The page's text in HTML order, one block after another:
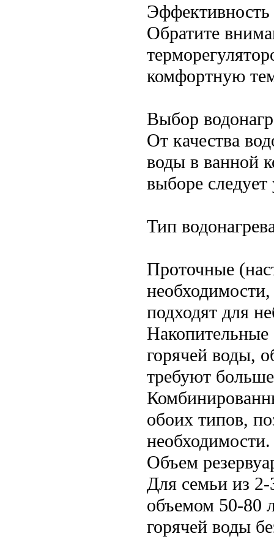
Эффективность
Обратите
комфортную
Выбор
От качества
воды в ванной
выборе следует
Тип
Проточные
подходят для
горячей воды,
требуют больше
обоих типов,
необходимости.
Объем
Для семьи из 2-
объемом 50-80
горячей воды